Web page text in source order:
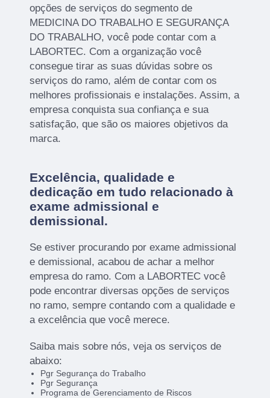
opções de serviços do segmento de
MEDICINA DO TRABALHO E SEGURANÇA
DO TRABALHO, você pode contar com a
LABORTEC. Com a organização você
consegue tirar as suas dúvidas sobre os
serviços do ramo, além de contar com os
melhores profissionais e instalações. Assim, a
empresa conquista sua confiança e sua
satisfação, que são os maiores objetivos da
marca.
Excelência, qualidade e
dedicação em tudo relacionado à
exame admissional e
demissional.
Se estiver procurando por exame admissional
e demissional, acabou de achar a melhor
empresa do ramo. Com a LABORTEC você
pode encontrar diversas opções de serviços
no ramo, sempre contando com a qualidade e
a excelência que você merece.
Saiba mais sobre nós, veja os serviços de
abaixo:
Pgr Segurança do Trabalho
Pgr Segurança
Programa de Gerenciamento de Riscos